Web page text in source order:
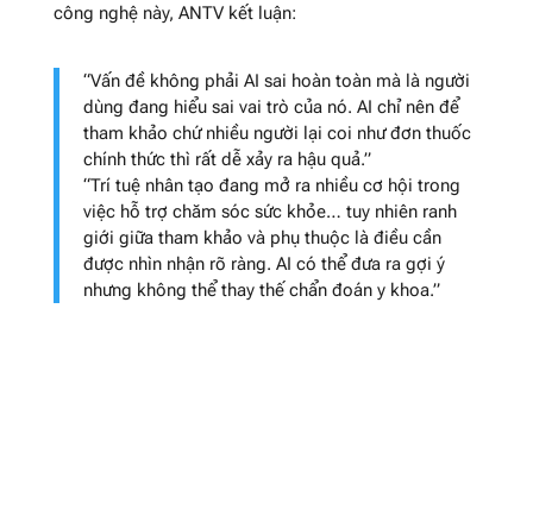
công nghệ này, ANTV kết luận:
“Vấn đề không phải AI sai hoàn toàn mà là người
dùng đang hiểu sai vai trò của nó. AI chỉ nên để
tham khảo chứ nhiều người lại coi như đơn thuốc
chính thức thì rất dễ xảy ra hậu quả.”
“Trí tuệ nhân tạo đang mở ra nhiều cơ hội trong
việc hỗ trợ chăm sóc sức khỏe… tuy nhiên ranh
giới giữa tham khảo và phụ thuộc là điều cần
được nhìn nhận rõ ràng. AI có thể đưa ra gợi ý
nhưng không thể thay thế chẩn đoán y khoa.”